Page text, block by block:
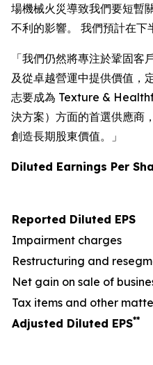
場機械火災導致我們要短暫
不利的影響。 我們預計在下
「我們仍然將專注於鞏固客
及從卓越營運中提供價值，
志要成為 Texture &
決方案）方面的首選供應商
創造長期股東價值。」
Diluted Earnings Per
Reported Diluted EPS
Impairment charges
Restructuring and
Net gain on sale of
Tax items and other
Adjusted Diluted EPS**